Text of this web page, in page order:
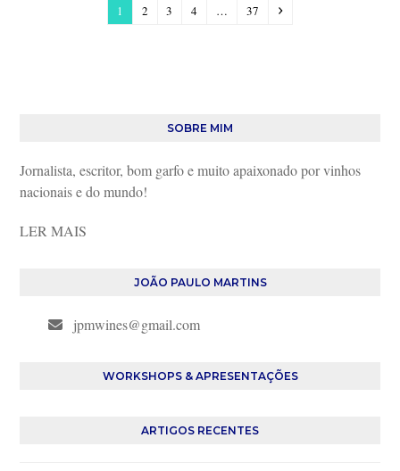
Page
1 Page
2 Page
3 Page
4 … Page
37 Next
SOBRE MIM
Jornalista, escritor, bom garfo e muito apaixonado por vinhos
nacionais e do mundo!
LER MAIS
JOÃO PAULO MARTINS
jpmwines@gmail.com
WORKSHOPS & APRESENTAÇÕES
ARTIGOS RECENTES